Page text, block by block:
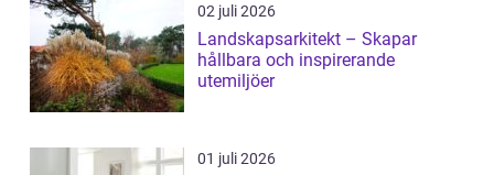
02 juli 2026
Landskapsarkitekt – Skapar
hållbara och inspirerande
utemiljöer
01 juli 2026